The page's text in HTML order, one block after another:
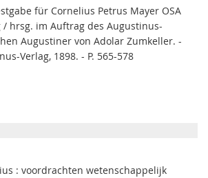
für Cornelius Petrus Mayer OSA
/ hrsg. im Auftrag des Augustinus-
Augustiner von Adolar Zumkeller. -
Verlag, 1898. - P. 565-578
: voordrachten wetenschappelijk